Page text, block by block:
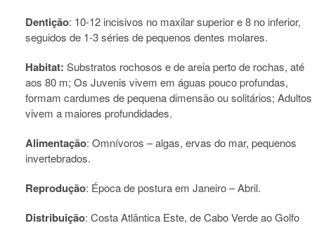
Dentição: 10-12 incisivos no maxilar superior e 8 no inferior,
seguidos de 1-3 séries de pequenos dentes molares.
Habitat: Substratos rochosos e de areia perto de rochas, até
aos 80 m; Os Juvenis vivem em águas pouco profundas,
formam cardumes de pequena dimensão ou solitários; Adultos
vivem a maiores profundidades.
Alimentação: Omnívoros – algas, ervas do mar, pequenos
invertebrados.
Reprodução: Época de postura em Janeiro – Abril.
Distribuição: Costa Atlântica Este, de Cabo Verde ao Golfo